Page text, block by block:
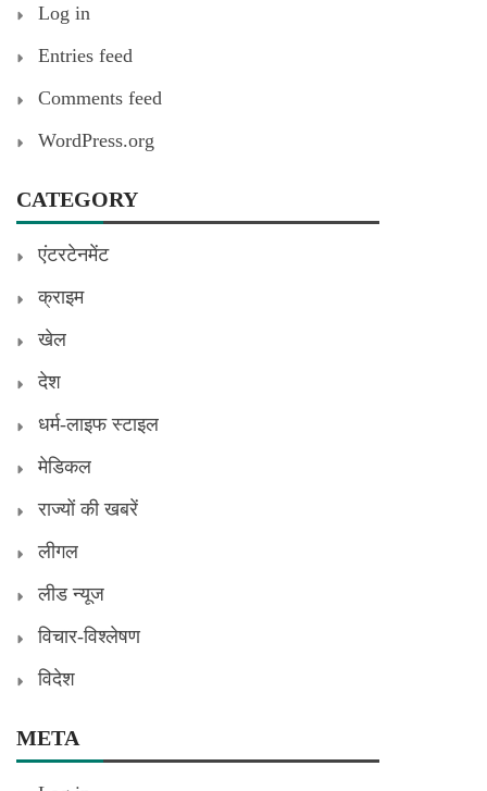
Log in
Entries feed
Comments feed
WordPress.org
CATEGORY
एंटरटेनमेंट
क्राइम
खेल
देश
धर्म-लाइफ स्टाइल
मेडिकल
राज्यों की खबरें
लीगल
लीड न्यूज
विचार-विश्लेषण
विदेश
META